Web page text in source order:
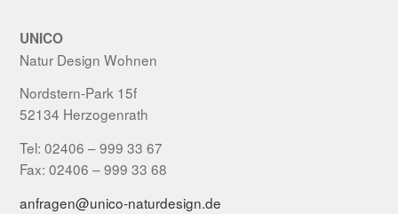
UNICO
Natur Design Wohnen
Nordstern-Park 15f
52134 Herzogenrath
Tel: 02406 – 999 33 67
Fax: 02406 – 999 33 68
anfragen@unico-naturdesign.de